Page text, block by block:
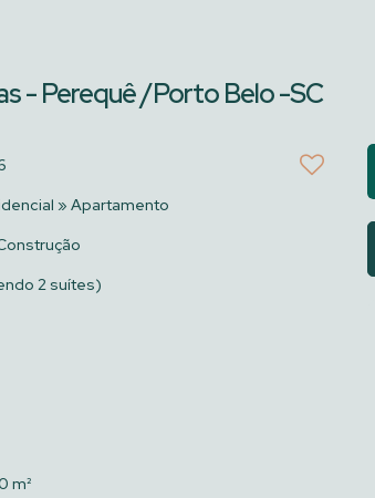
- Perequê /Porto Belo -SC
» Apartamento
2 suítes)
m²